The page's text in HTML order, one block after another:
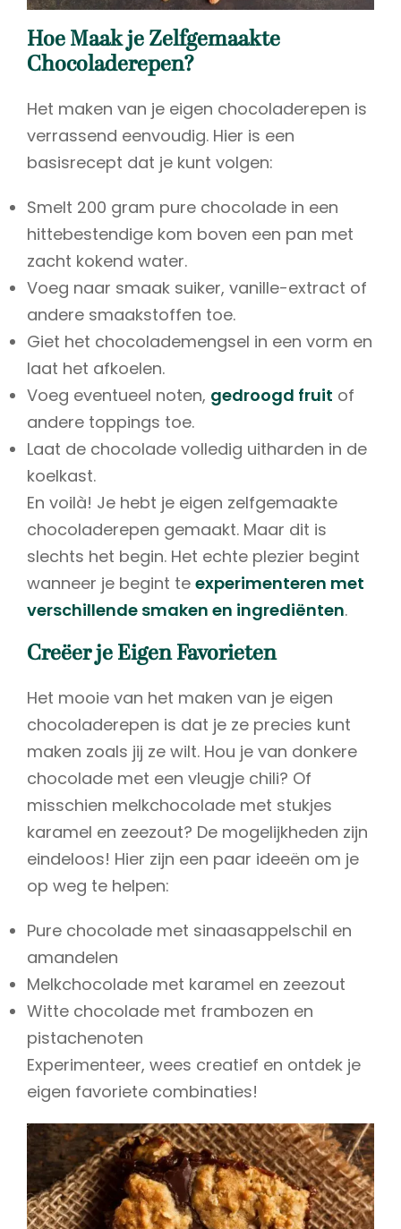
Hoe Maak je Zelfgemaakte
Chocoladerepen?
Het maken van je eigen chocoladerepen is
verrassend eenvoudig. Hier is een
basisrecept dat je kunt volgen:
Smelt 200 gram pure chocolade in een
hittebestendige kom boven een pan met
zacht kokend water.
Voeg naar smaak suiker, vanille-extract of
andere smaakstoffen toe.
Giet het chocolademengsel in een vorm en
laat het afkoelen.
Voeg eventueel noten, gedroogd fruit of
andere toppings toe.
Laat de chocolade volledig uitharden in de
koelkast.
En voilà! Je hebt je eigen zelfgemaakte
chocoladerepen gemaakt. Maar dit is
slechts het begin. Het echte plezier begint
wanneer je begint te experimenteren met
verschillende smaken en ingrediënten.
Creëer je Eigen Favorieten
Het mooie van het maken van je eigen
chocoladerepen is dat je ze precies kunt
maken zoals jij ze wilt. Hou je van donkere
chocolade met een vleugje chili? Of
misschien melkchocolade met stukjes
karamel en zeezout? De mogelijkheden zijn
eindeloos! Hier zijn een paar ideeën om je
op weg te helpen:
Pure chocolade met sinaasappelschil en
amandelen
Melkchocolade met karamel en zeezout
Witte chocolade met frambozen en
pistachenoten
Experimenteer, wees creatief en ontdek je
eigen favoriete combinaties!